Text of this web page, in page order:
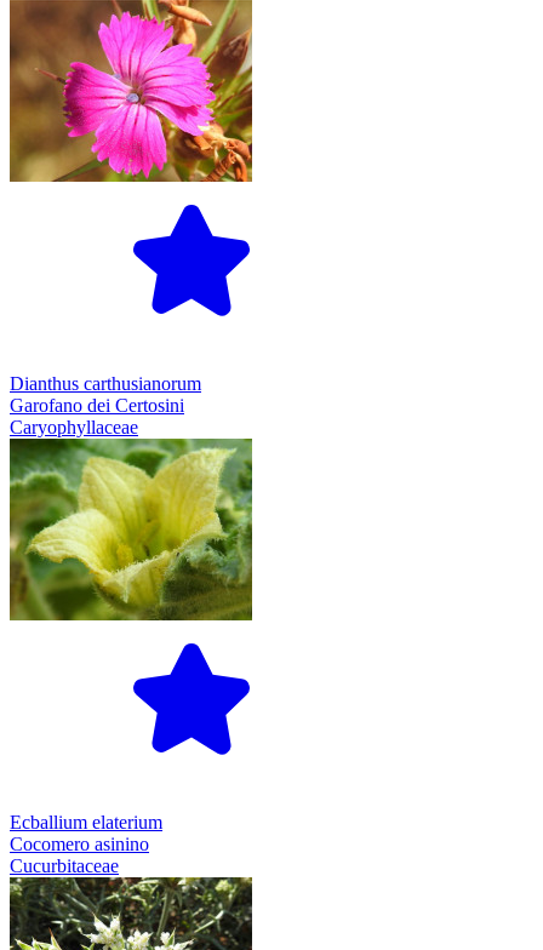
Dianthus carthusianorum
Garofano dei Certosini
Caryophyllaceae
Ecballium elaterium
Cocomero asinino
Cucurbitaceae